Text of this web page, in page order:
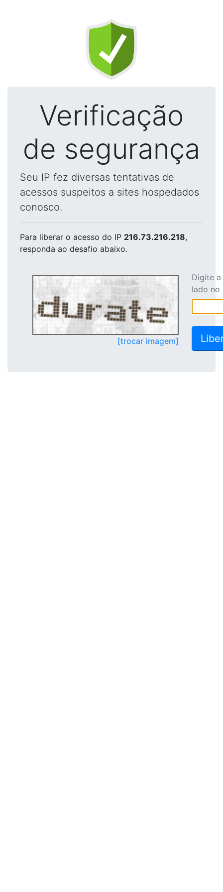
Verificação
de segurança
Seu IP fez diversas tentativas de
acessos suspeitos a sites hospedados
conosco.
Para liberar o acesso do IP 216.73.216.218,
responda ao desafio abaixo.
[trocar imagem]
Digite
lado no